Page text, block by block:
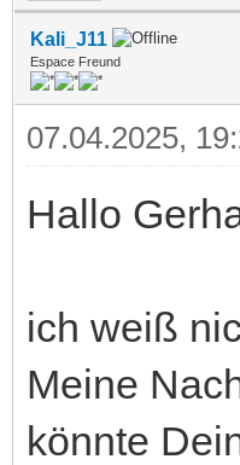
Kali_J11
Espace Freund
07.04.2025,
Hallo
ich weiß
Meine
könnte